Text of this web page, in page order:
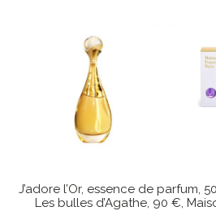
J’adore l’Or, essence de parfum,
Les bulles d’Agathe, 90 €,